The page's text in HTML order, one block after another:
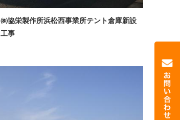
㈱協栄製作所浜松西事業所テント倉庫新設
工事